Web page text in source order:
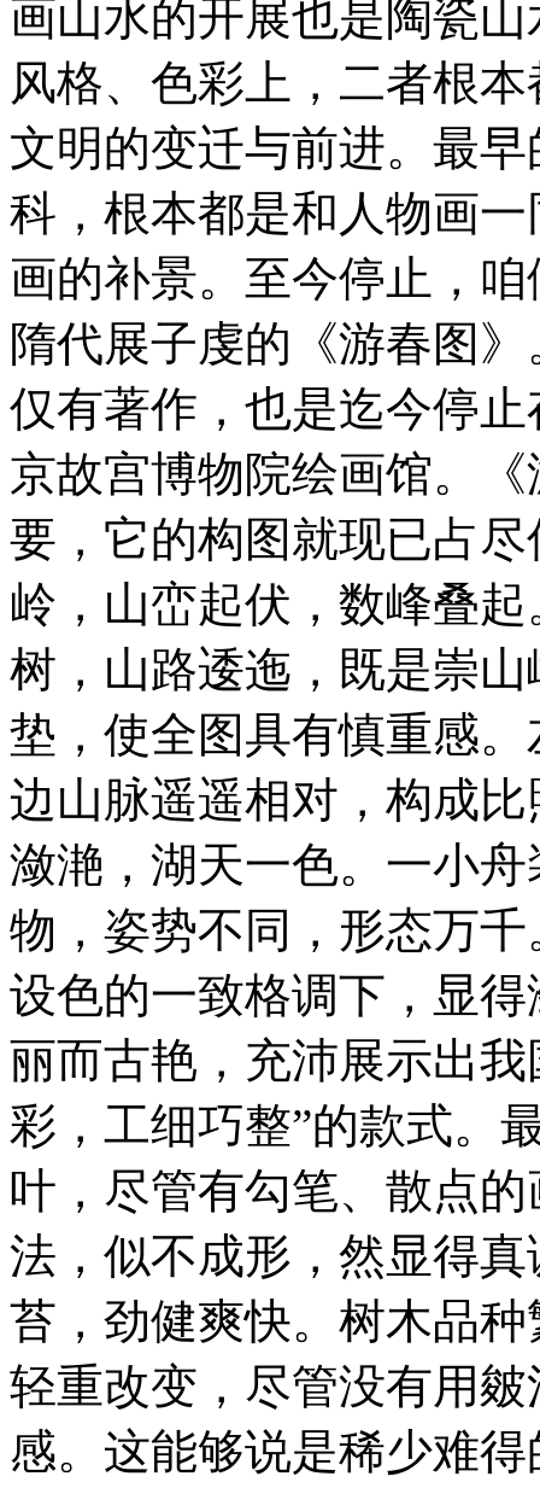
画山水的开展也是陶瓷
风格、色彩上，二者根
文明的变迁与前进。最
科，根本都是和人物画
画的补景。至今停止，
隋代展子虔的《游春图
仅有著作，也是迄今停
京故宫博物院绘画馆。
要，它的构图就现已占
岭，山峦起伏，数峰叠
树，山路逶迤，既是崇
垫，使全图具有慎重感
边山脉遥遥相对，构成
潋滟，湖天一色。一小
物，姿势不同，形态万
设色的一致格调下，显
丽而古艳，充沛展示出
彩，工细巧整”的款式。
叶，尽管有勾笔、散点的
法，似不成形，然显得
苔，劲健爽快。树木品
轻重改变，尽管没有用
感。这能够说是稀少难